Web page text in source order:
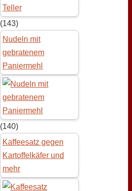
(143)
Nudeln mit
gebratenem
Paniermehl
(140)
Kaffeesatz gegen
Kartoffelkäfer und
mehr